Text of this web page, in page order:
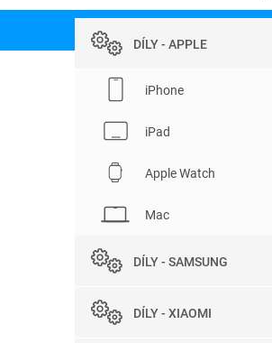
o
kategorieDÍLY - APPLE
iPhone
iPad
Apple Watch
Mac
DÍLY - SAMSUNG
DÍLY - XIAOMI